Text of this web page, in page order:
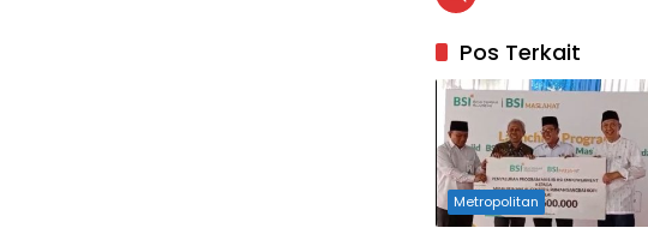
Pos Terkait
Metropolitan